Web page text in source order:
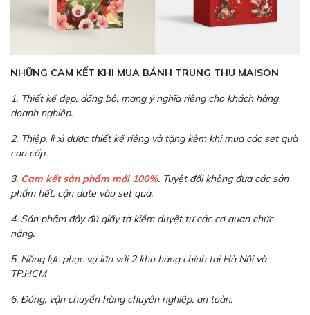
NHỮNG CAM KẾT KHI MUA BÁNH TRUNG THU MAISON
1. Thiết kế đẹp, đồng bộ, mang ý nghĩa riêng cho khách hàng
doanh nghiệp.
2. Thiệp, lì xì được thiết kế riêng và tặng kèm khi mua các set quà
cao cấp.
3. Cam kết sản phẩm mới 100%. Tuyệt đối không đưa các sản
phẩm hết, cận date vào set quà.
4. Sản phẩm đầy đủ giấy tờ kiểm duyệt từ các cơ quan chức
năng.
5. Năng lực phục vụ lớn với 2 kho hàng chính tại Hà Nội và
TP.HCM
6. Đóng, vận chuyển hàng chuyên nghiệp, an toàn.